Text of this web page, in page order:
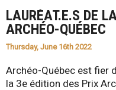
LAURÉAT.E.S DE
ARCHÉO-QUÉBEC
Thursday, June 16th 2022
Archéo-Québec est fier
la 3e édition des Prix